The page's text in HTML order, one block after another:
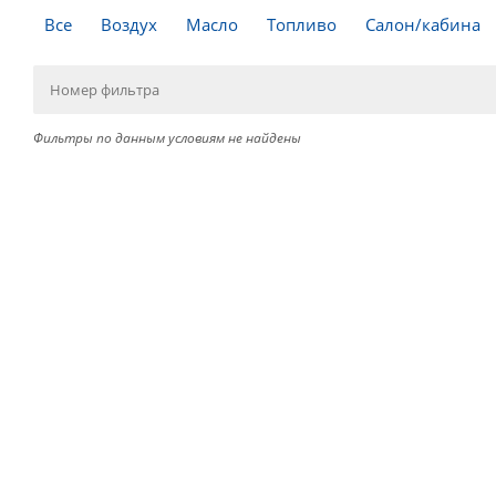
Все Воздух Масло Топливо Салон/кабина
Фильтры по данным условиям не найдены